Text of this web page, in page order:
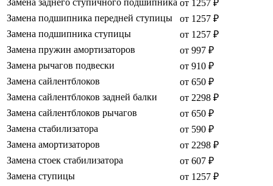
Замена заднего ступичного подшипника от 1257 ₽
Замена подшипника передней ступицы
от 1257 ₽
Замена подшипника ступицы
от 1257 ₽
Замена пружин амортизаторов
от 997 ₽
Замена рычагов подвески
от 910 ₽
Замена сайлентблоков
от 650 ₽
Замена сайлентблоков задней балки
от 2298 ₽
Замена сайлентблоков рычагов
от 650 ₽
Замена стабилизатора
от 590 ₽
Замена амортизаторов
от 2298 ₽
Замена стоек стабилизатора
от 607 ₽
Замена ступицы
от 1257 ₽